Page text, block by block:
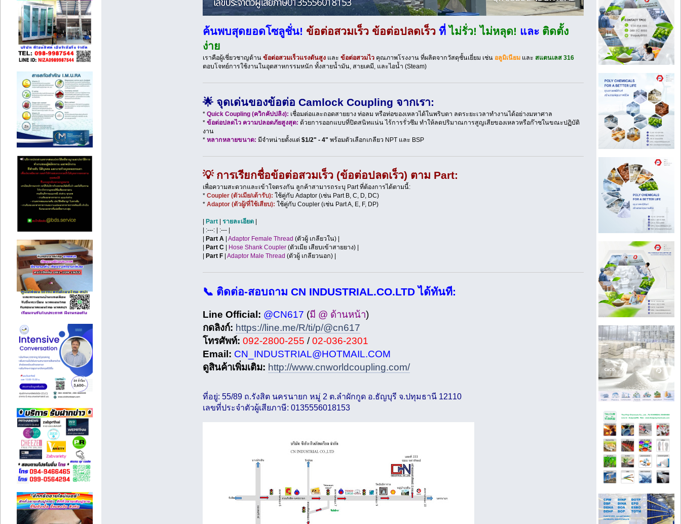
ค้นพบสุดยอดโซลูชั่น! ข้อต่อสวมเร็ว ข้อต่อปลดเร็วที่ ไม่รั่ว! ไม่หลุด! และ ติดตั้ง
ง่าย
เราคือผู้เชี่ยวชาญด้าน ข้อต่อสวมเร็วแรงดันสูงและ ข้อต่อสวมไวคุณภาพโรงงาน ที่ผลิตจากวัสดุชั้นเยี่ยม เช่น อลูมิเนียมและ สแตนเลส 316
ตอบโจทย์การใช้งานในอุตสาหกรรมหนัก ทั้งสายน้ำมัน, สายเคมี, และไอน้ำ (Steam)
🌟 จุดเด่นของข้อต่อ Camlock Coupling จากเรา:
* Quick Coupling (ควิกคัปปลิง): เชื่อมต่อและถอดสายยาง ท่อลม หรือท่อของเหลวได้ในพริบตา ลดระยะเวลาทำงานได้อย่างมหาศาล
* ข้อต่อปลดไว ความปลอดภัยสูงสุด: ด้วยการออกแบบที่ปิดสนิทแน่น ไร้การรั่วซึม ทำให้ลดปริมาณการสูญเสียของเหลวหรือก๊าซในขณะปฏิบัติ
งาน
* หลากหลายขนาด: มีจำหน่ายตั้งแต่ $1/2" - 4" พร้อมตัวเลือกเกลียว NPT และ BSP
💡 การเรียกชื่อข้อต่อสวมเร็ว (ข้อต่อปลดเร็ว) ตาม Part:
เพื่อความสะดวกและเข้าใจตรงกัน ลูกค้าสามารถระบุ Part ที่ต้องการได้ตามนี้:
* Coupler (ตัวเมีย/เต้ารับ): ใช้คู่กับ Adaptor (เช่น Part B, C, D, DC)
* Adaptor (ตัวผู้/ที่ใช้เสียบ): ใช้คู่กับ Coupler (เช่น Part A, E, F, DP)
Part| รายละเอียด|
| :---: | :--- |
Part A| Adaptor Female Thread (ตัวผู้ เกลียวใน) |
Part C| Hose Shank Coupler(ตัวเมีย เสียบเข้าสายยาง) |
Part F| Adaptor Male Thread (ตัวผู้ เกลียวนอก) |
📞 ติดต่อ-สอบถาม CN INDUSTRIAL.CO.LTD ได้ทันที:
Line Official: @CN617 (มี @ ด้านหน้า)
กดลิงก์: https://line.me/R/ti/p/@cn617
โทรศัพท์: 092-2800-255 /02-036-2301
Email: CN_INDUSTRIAL@HOTMAIL.COM
ดูสินค้าเพิ่มเติม: http://www.cnworldcoupling.com/
ที่อยู่: 55/89 ถ.รังสิต นครนายก หมู่ 2 ต.ลำผักกูด อ.ธัญบุรี จ.ปทุมธานี 12110
เลขที่ประจำตัวผู้เสียภาษี: 0135556018153